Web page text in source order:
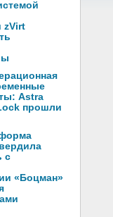
zVirt
Astra
прошли
с
«Боцман»